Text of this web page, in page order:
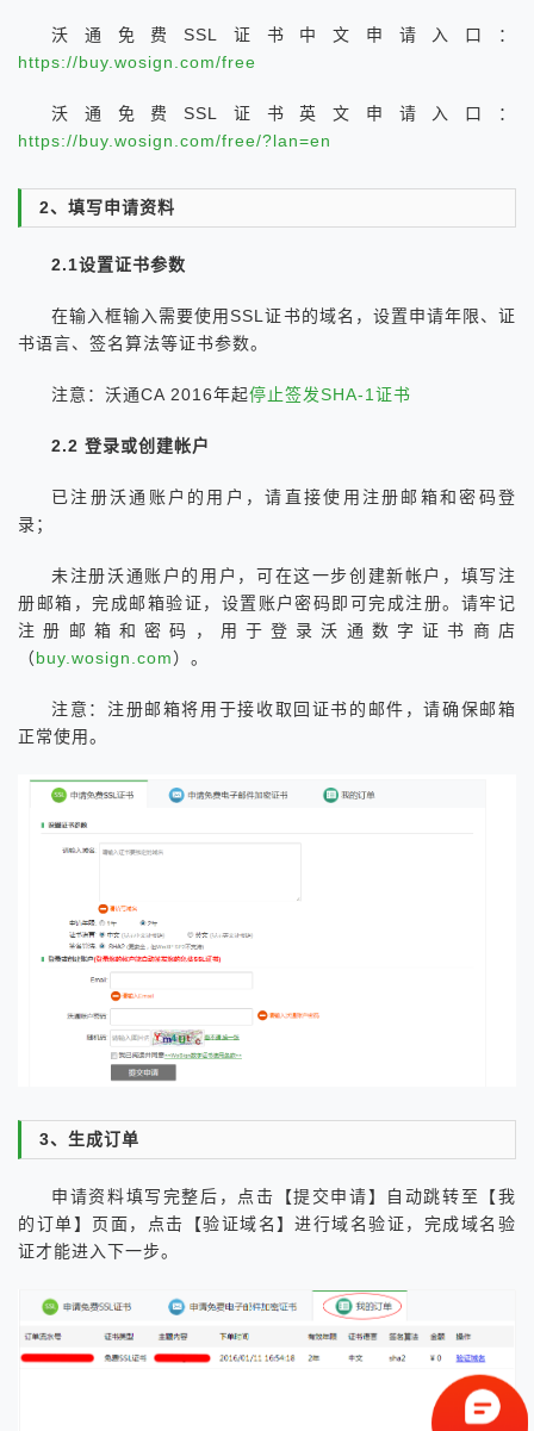
沃通免费SSL证书中文申请入口：
https://buy.wosign.com/free
沃通免费SSL证书英文申请入口：
https://buy.wosign.com/free/?lan=en
2、填写申请资料
2.1设置证书参数
在输入框输入需要使用SSL证书的域名，设置申请年限、证
书语言、签名算法等证书参数。
注意：沃通CA 2016年起停止签发SHA-1证书
2.2 登录或创建帐户
已注册沃通账户的用户，请直接使用注册邮箱和密码登
录；
未注册沃通账户的用户，可在这一步创建新帐户，填写注
册邮箱，完成邮箱验证，设置账户密码即可完成注册。请牢记
注册邮箱和密码，用于登录沃通数字证书商店
（buy.wosign.com）。
注意：注册邮箱将用于接收取回证书的邮件，请确保邮箱
正常使用。
3、生成订单
申请资料填写完整后，点击【提交申请】自动跳转至【我
的订单】页面，点击【验证域名】进行域名验证，完成域名验
证才能进入下一步。